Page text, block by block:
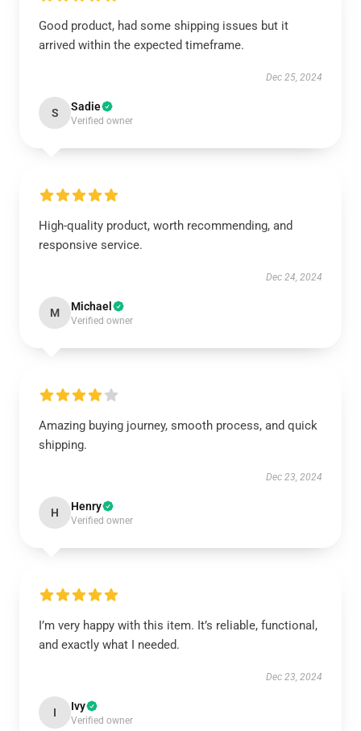
Good product, had some shipping issues but it
arrived within the expected timeframe.
Dec 25, 2024
S Sadie
Verified owner
High-quality product, worth recommending, and
responsive service.
Dec 24, 2024
M Michael
Verified owner
Amazing buying journey, smooth process, and quick
shipping.
Dec 23, 2024
H Henry
Verified owner
I’m very happy with this item. It’s reliable, functional,
and exactly what I needed.
Dec 23, 2024
I Ivy
Verified owner